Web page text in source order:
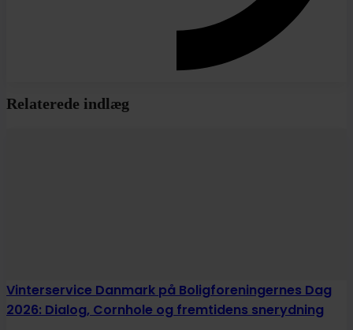
Relaterede indlæg
Vinterservice Danmark på Boligforeningernes Dag
2026: Dialog, Cornhole og fremtidens snerydning